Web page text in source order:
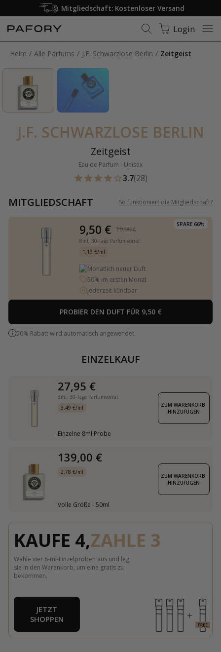
Mitgliedschaft: Kostenloser Versand
Login
Heim Alle Parfums J.F. Schwarzlose Berlin Zeitgeist
J.F. SCHWARZLOSE BERLIN
Zeitgeist
Eau de Parfum - Unisex
3.7(28)
MITGLIEDSCHAFT So funktioniert die Mitgliedschaft?
SPARE 66%
9,50 € 19,00 €
8ml, 30-Tage Parfumvorrat
1,19 €/ml
Monatlich neuer Duft
50% im ersten Monat
Jederzeit kündbar
PROBIER DEN DUFT FÜR 9,50 €
50% Rabatt wird automatisch angewendet.
EINZELKAUF
27,95 €
8ml, 30-Tage Parfumvorrat
3,49 €/ml
Einzelne 8ml Probe
ZUM WARENKORB
HINZUFÜGEN
139,00 €
2,78 €/ml
Volle Größe - 50ml
ZUM WARENKORB
HINZUFÜGEN
KAUFE 4,ZAHLE 3
Wähle vier 8-ml-Einzelproben aus und leg
sie in den Warenkorb, um eine gratis zu
bekommen.
JETZT
SHOPPEN